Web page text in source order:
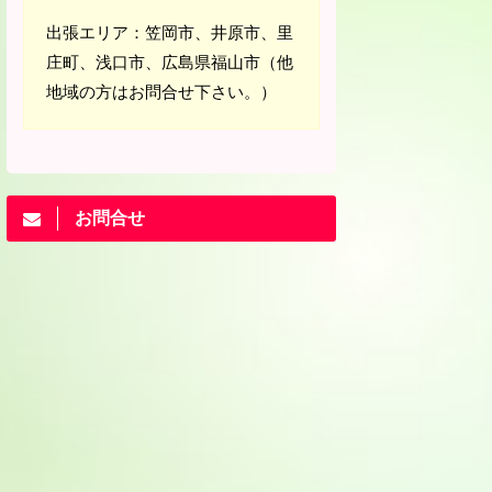
出張エリア：笠岡市、井原市、里
庄町、浅口市、広島県福山市（他
地域の方はお問合せ下さい。）
お問合せ